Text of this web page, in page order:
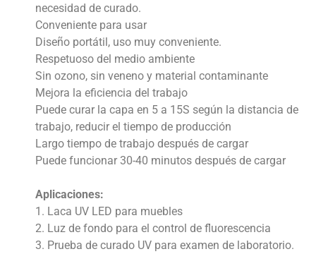
necesidad de curado.
Conveniente para usar
Diseño portátil, uso muy conveniente.
Respetuoso del medio ambiente
Sin ozono, sin veneno y material contaminante
Mejora la eficiencia del trabajo
Puede curar la capa en 5 a 15S según la distancia de
trabajo, reducir el tiempo de producción
Largo tiempo de trabajo después de cargar
Puede funcionar 30-40 minutos después de cargar
Aplicaciones:
1. Laca UV LED para muebles
2. Luz de fondo para el control de fluorescencia
3. Prueba de curado UV para examen de laboratorio.